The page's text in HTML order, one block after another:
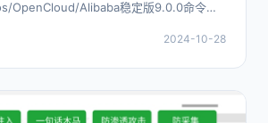
OpenCloud/Alibaba稳定版9.0.0命令：
2024-10-28